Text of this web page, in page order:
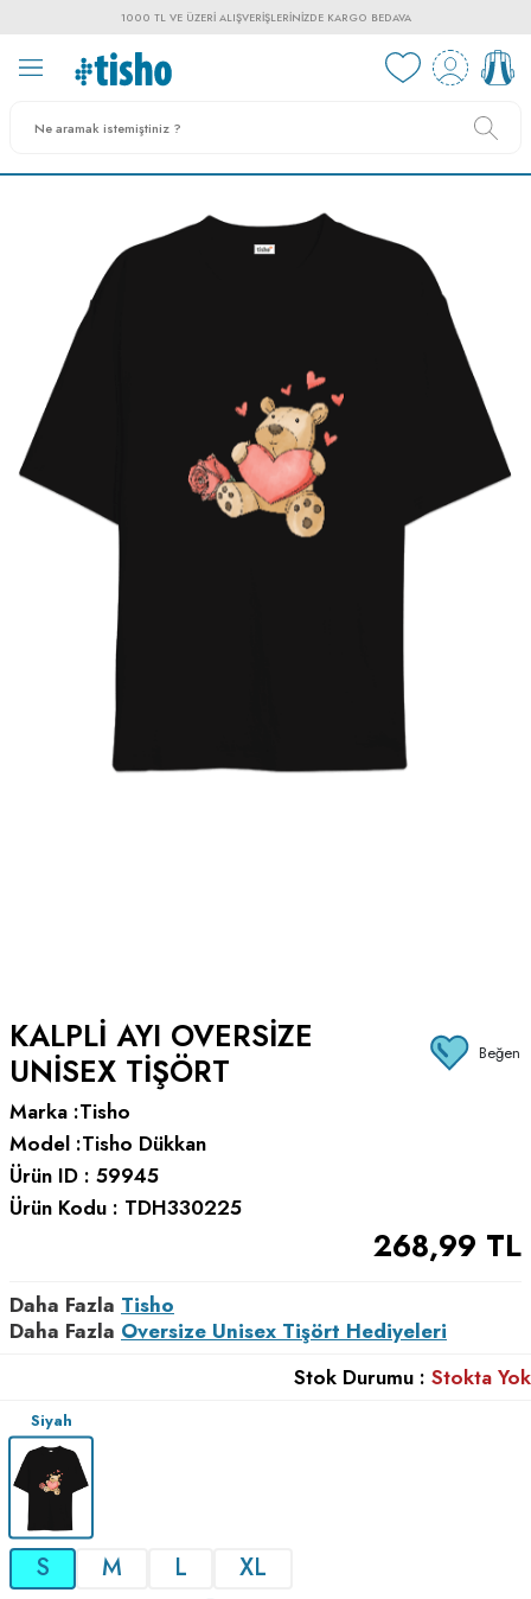
1000 TL VE ÜZERI ALIŞVERIŞLERINIZDE KARGO BEDAVA
KALPLI AYI OVERSIZE
UNISEX TIŞÖRT
Beğen
Marka :Tisho
Model :Tisho Dükkan
Ürün ID : 59945
Ürün Kodu : TDH330225
268,99 TL
Daha Fazla Tisho
Daha Fazla Oversize Unisex Tişört Hediyeleri
Stok Durumu : Stokta Yok
Siyah
S M L XL